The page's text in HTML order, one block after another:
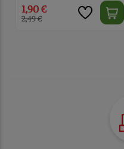
1,90 €
2,49 €